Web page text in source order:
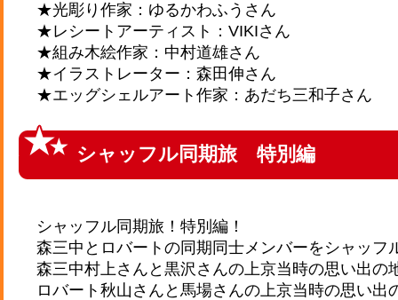
★光彫り作家：ゆるかわふうさん
★レシートアーティスト：VIKIさん
★組み木絵作家：中村道雄さん
★イラストレーター：森田伸さん
★エッグシェルアート作家：あだち三和子さん
シャッフル同期旅 特別編
シャッフル同期旅！特別編！
森三中とロバートの同期同士メンバーをシャッフ
森三中村上さんと黒沢さんの上京当時の思い出の
ロバート秋山さんと馬場さんの上京当時の思い出